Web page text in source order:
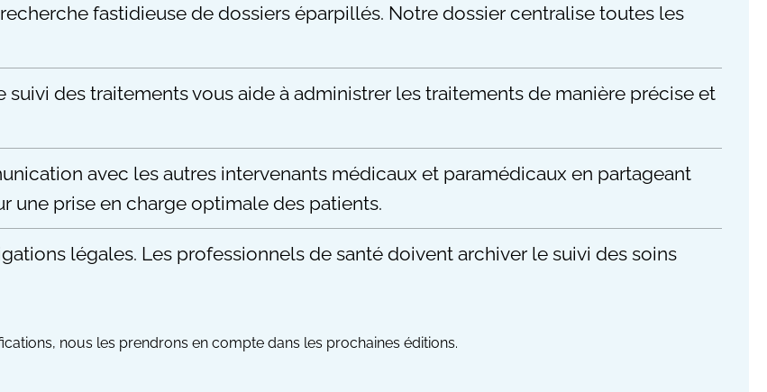
fastidieuse de dossiers éparpillés. Notre dossier centralise toutes les
des traitements vous aide à administrer les traitements de manière précise et
avec les autres intervenants médicaux et paramédicaux en partageant
une prise en charge optimale des patients.
légales. Les professionnels de santé doivent archiver le suivi des soins
nous les prendrons en compte dans les prochaines éditions.